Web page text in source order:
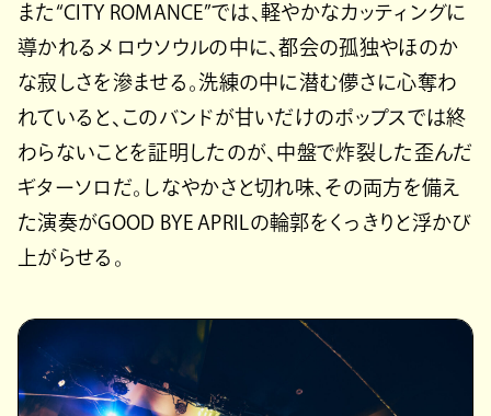
また“CITY ROMANCE”では、軽やかなカッティングに
導かれるメロウソウルの中に、都会の孤独やほのか
な寂しさを滲ませる。洗練の中に潜む儚さに心奪わ
れていると、このバンドが甘いだけのポップスでは終
わらないことを証明したのが、中盤で炸裂した歪んだ
ギターソロだ。しなやかさと切れ味、その両方を備え
た演奏がGOOD BYE APRILの輪郭をくっきりと浮かび
上がらせる。